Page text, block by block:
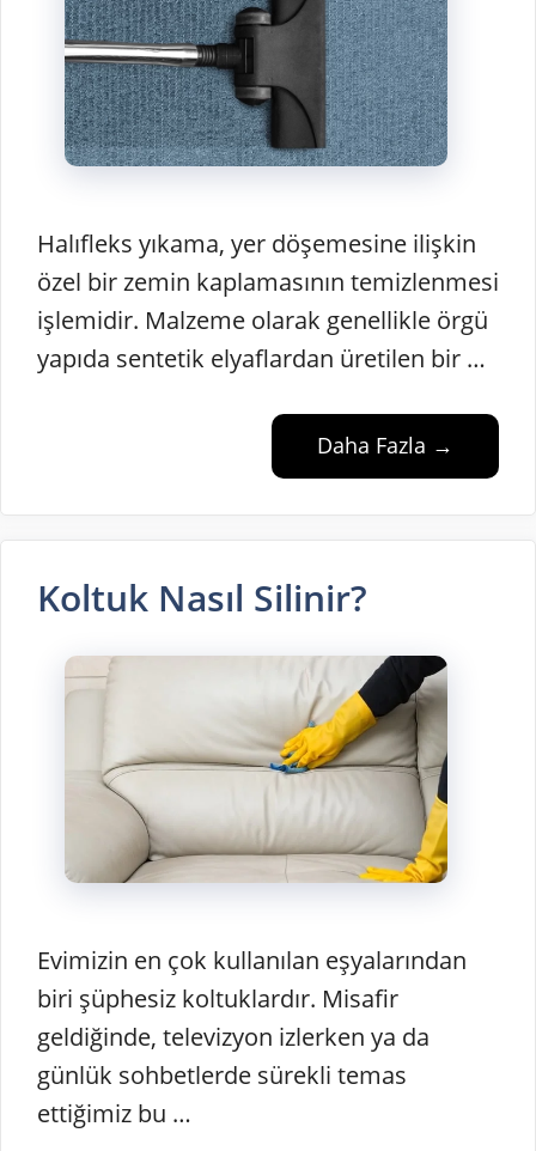
Halıfleks yıkama, yer döşemesine ilişkin
özel bir zemin kaplamasının temizlenmesi
işlemidir. Malzeme olarak genellikle örgü
yapıda sentetik elyaflardan üretilen bir …
Daha Fazla →
Koltuk Nasıl Silinir?
Evimizin en çok kullanılan eşyalarından
biri şüphesiz koltuklardır. Misafir
geldiğinde, televizyon izlerken ya da
günlük sohbetlerde sürekli temas
ettiğimiz bu …